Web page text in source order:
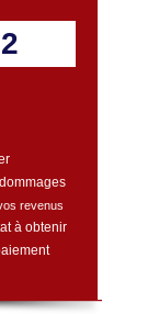
revenus
à obtenir